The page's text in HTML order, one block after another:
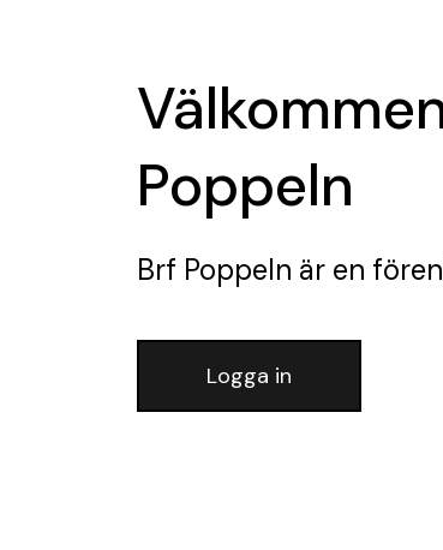
Poppeln
Brf Poppeln är en
Logga in